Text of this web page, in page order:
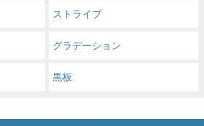
ストライプ
グラデーション
黒板